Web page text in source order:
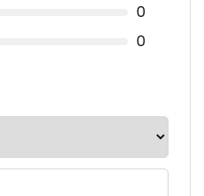
0
0